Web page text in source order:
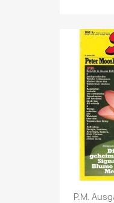
P.M.